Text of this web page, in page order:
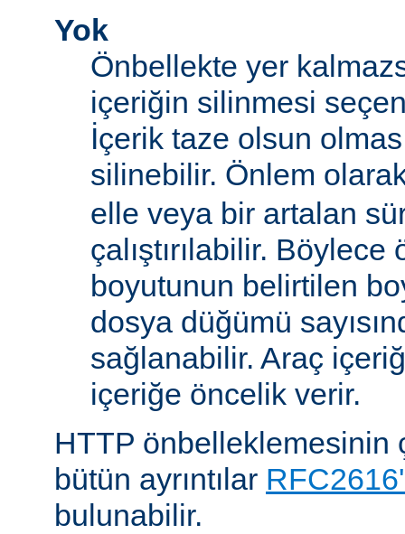
Yok
Önbellekte yer
içeriğin silinmesi
İçerik taze olsun
silinebilir. Önlem
elle veya bir artalan
çalıştırılabilir.
boyutunun belirtilen
dosya düğümü
sağlanabilir. Araç
içeriğe öncelik verir.
HTTP önbelleklemesinin
bütün ayrıntılar
bulunabilir.